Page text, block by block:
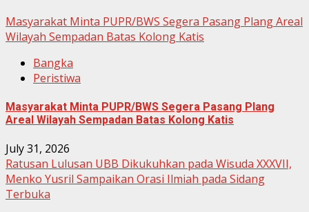
Masyarakat Minta PUPR/BWS Segera Pasang Plang Areal
Wilayah Sempadan Batas Kolong Katis
Bangka
Peristiwa
Masyarakat Minta PUPR/BWS Segera Pasang Plang
Areal Wilayah Sempadan Batas Kolong Katis
July 31, 2026
Ratusan Lulusan UBB Dikukuhkan pada Wisuda XXXVII,
Menko Yusril Sampaikan Orasi Ilmiah pada Sidang
Terbuka